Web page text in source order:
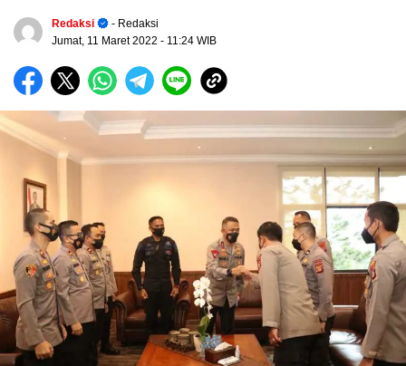
Redaksi
- Redaksi
Jumat, 11 Maret 2022 - 11:24 WIB